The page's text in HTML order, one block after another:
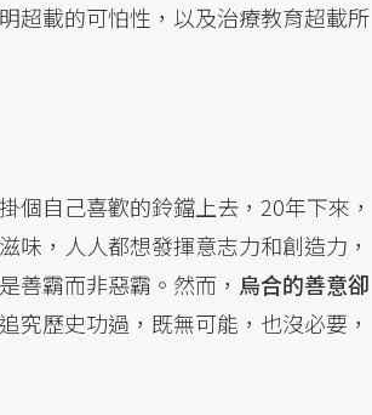
超載的可怕性，以及治療教育超載所
個自己喜歡的鈴鐺上去，20年下來，
味，人人都想發揮意志力和創造力，
善霸而非惡霸。然而， 烏合的善意卻
究歷史功過，既無可能，也沒必要，